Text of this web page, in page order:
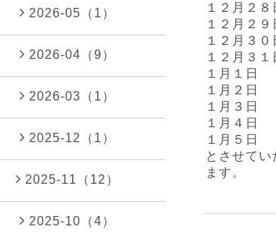
１２月２
１２月２
１２月３
１２月３
１月１
１月２
１月３
１月４
１月５
とさせて
ます。
2026-05（1）
2026-04（9）
2026-03（1）
2025-12（1）
2025-11（12）
2025-10（4）